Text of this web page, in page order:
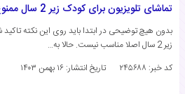
تماشای تلویزیون برای کودک زیر 2 سال ممنوع!
بدون هیچ توضیحی در ابتدا باید روی این نکته تاکید
زیر 2 سال اصلا مناسب نیست. حالا به…
کد خبر: ۲۴۵۶۸۸
تاریخ انتشار: ۱۶ بهمن ۱۴۰۳